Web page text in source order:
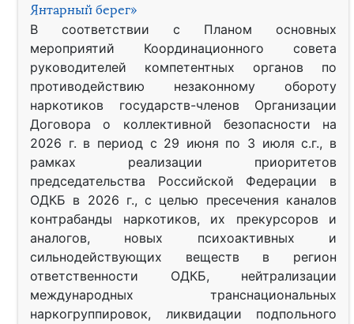
Янтарный берег»
В соответствии с Планом основных
мероприятий Координационного совета
руководителей компетентных органов по
противодействию незаконному обороту
наркотиков государств-членов Организации
Договора о коллективной безопасности на
2026 г. в период с 29 июня по 3 июля с.г., в
рамках реализации приоритетов
председательства Российской Федерации в
ОДКБ в 2026 г., с целью пресечения каналов
контрабанды наркотиков, их прекурсоров и
аналогов, новых психоактивных и
сильнодействующих веществ в регион
ответственности ОДКБ, нейтрализации
международных транснациональных
наркогруппировок, ликвидации подпольного